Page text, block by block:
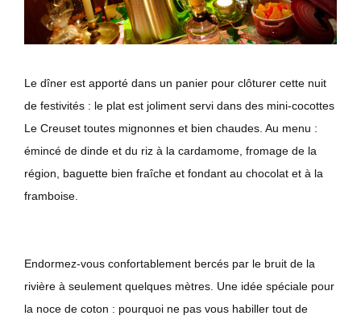
Le dîner est apporté dans un panier pour clôturer cette nuit
de festivités : le plat est joliment servi dans des mini-cocottes
Le Creuset toutes mignonnes et bien chaudes. Au menu :
émincé de dinde et du riz à la cardamome, fromage de la
région, baguette bien fraîche et fondant au chocolat et à la
framboise.
Endormez-vous confortablement bercés par le bruit de la
rivière à seulement quelques mètres. Une idée spéciale pour
la noce de coton : pourquoi ne pas vous habiller tout de